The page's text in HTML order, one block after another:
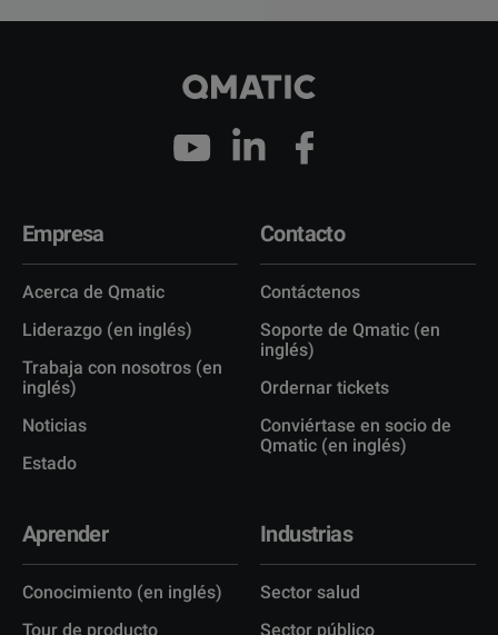
Empresa
Acerca de Qmatic
Liderazgo (en inglés)
Trabaja con nosotros (en
inglés)
Noticias
Estado
Contacto
Contáctenos
Soporte de Qmatic (en
inglés)
Ordernar tickets
Conviértase en socio de
Qmatic (en inglés)
Aprender
Conocimiento (en inglés)
Tour de producto
Industrias
Sector salud
Sector público